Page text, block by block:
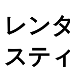
レン
ステ